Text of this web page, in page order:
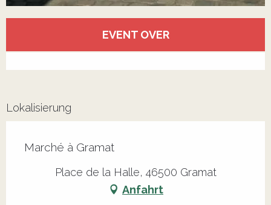
EVENT OVER
Lokalisierung
Marché à Gramat
Place de la Halle, 46500 Gramat
Anfahrt